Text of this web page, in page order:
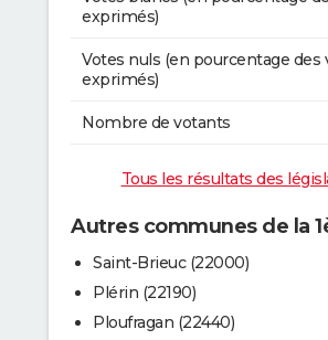
exprimés)
Votes nuls (en pourcentage des
exprimés)
Nombre de votants
Tous les résultats des
Autres communes de la
Saint-Brieuc (22000)
Plérin (22190)
Ploufragan (22440)